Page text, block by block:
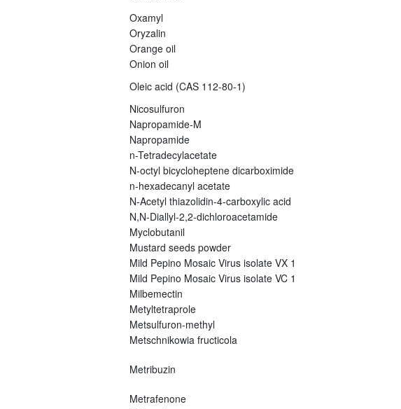
Oxamyl
Oryzalin
Orange oil
Onion oil
Oleic acid (CAS 112-80-1)
Nicosulfuron
Napropamide-M
Napropamide
n-Tetradecylacetate
N-octyl bicycloheptene dicarboximide
n-hexadecanyl acetate
N-Acetyl thiazolidin-4-carboxylic acid
N,N-Diallyl-2,2-dichloroacetamide
Myclobutanil
Mustard seeds powder
Mild Pepino Mosaic Virus isolate VX 1
Mild Pepino Mosaic Virus isolate VC 1
Milbemectin
Metyltetraprole
Metsulfuron-methyl
Metschnikowia fructicola
Metribuzin
Metrafenone